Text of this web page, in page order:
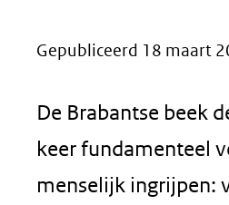
Gepubliceerd 18 maart
De Brabantse beek
keer fundamenteel
menselijk ingrijpen: